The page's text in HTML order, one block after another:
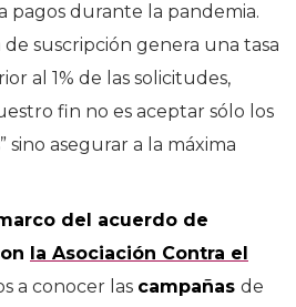
pagos durante la pandemia.
suscripción genera una tasa
al 1% de las solicitudes,
fin no es aceptar sólo los
sino asegurar a la máxima
del acuerdo de
la Asociación Contra el
a conocer las campañas de